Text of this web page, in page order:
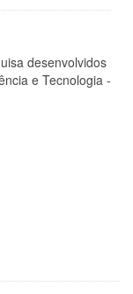
desenvolvidos
e Tecnologia -